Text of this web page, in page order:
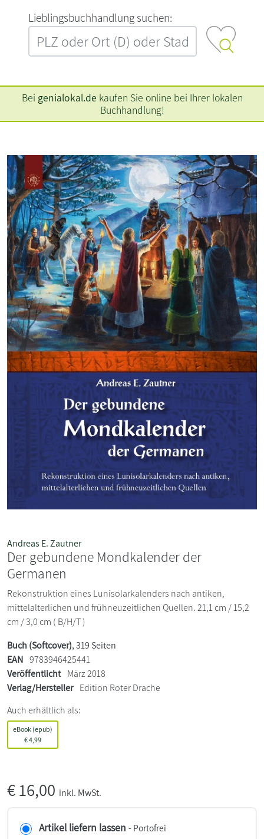
L‍i‍e‍b‍l‍i‍n‍g‍s‍b‍u‍c‍h‍h‍a‍n‍d‍l‍u‍n‍g‍ ‍s‍u‍c‍h‍e‍n‍:‍
Bei genialokal.de kaufen Sie online bei Ihrer lokalen
Buchhandlung!
Andreas E. Zautner
Der gebundene Mondkalender der
Germanen
Rekonstruktion eines Lunisolarkalenders nach antiken,
mittelalterlichen und frühneuzeitlichen Quellen. 21,1 cm / 15,2
cm / 3,0 cm ( B/H/T )
Buch (Softcover), 319 Seiten
EAN 9783946425441
Veröffentlicht März 2018
Verlag/Hersteller Edition Roter Drache
Auch erhältlich als:
eBook (epub)
€4,99
€16,00 inkl. MwSt.
Artikel liefern lassen - Portofrei